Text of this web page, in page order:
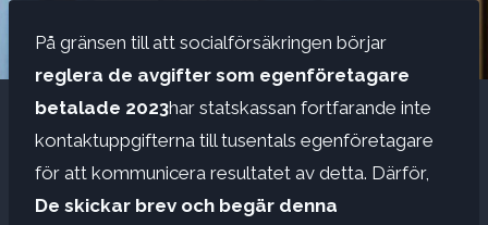
På gränsen till att socialförsäkringen börjar
reglera de avgifter som egenföretagare
betalade 2023har statskassan fortfarande inte
kontaktuppgifterna till tusentals egenföretagare
för att kommunicera resultatet av detta. Därför,
De skickar brev och begär denna